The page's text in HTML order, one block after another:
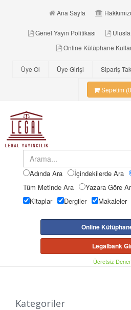
Ana Sayfa
Genel Yayın Politikası
Online Kütüphane
Üye Ol Üye Girişi Sipariş
Sepetim
Adında Ara
İçindekilerde Ara
Tüm Metinde Ara
Yazara Göre
Kitaplar
Dergiler Makaleler
Online
Legalbank
Ücretsiz
Kategoriler